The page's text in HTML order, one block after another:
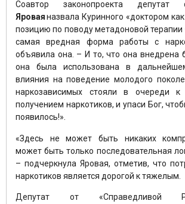
Соавтор законопроекта
Яроваяназвала Куринного «доктором
позицию по поводу метадоновой терапии
самая вредная форма работы с
объявила она. – И то, что она внедрена
она была использована в
влияния на поведение молодого
наркозависимых стояли в очереди к
получением наркотиков, и упаси Бог,
появилось!».
«Здесь не может быть никаких
может быть только последовательная
– подчеркнула Яровая, отметив, что
наркотиков является дорогой к тяжелым.
Депутат от «Справедливой